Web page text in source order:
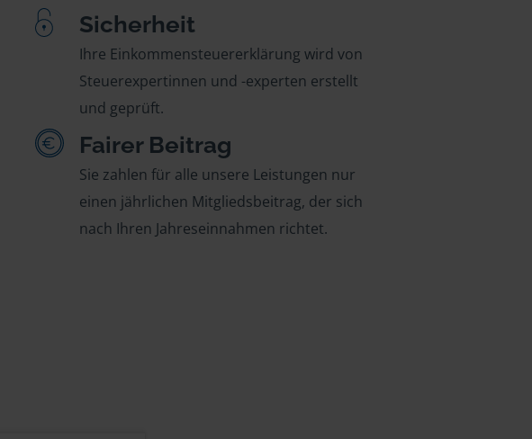
Sicherheit
Ihre Einkommensteuererklärung wird von
Steuerexpertinnen und -experten erstellt
und geprüft.
Fairer Beitrag
Sie zahlen für alle unsere Leistungen nur
einen jährlichen Mitgliedsbeitrag, der sich
nach Ihren Jahreseinnahmen richtet.